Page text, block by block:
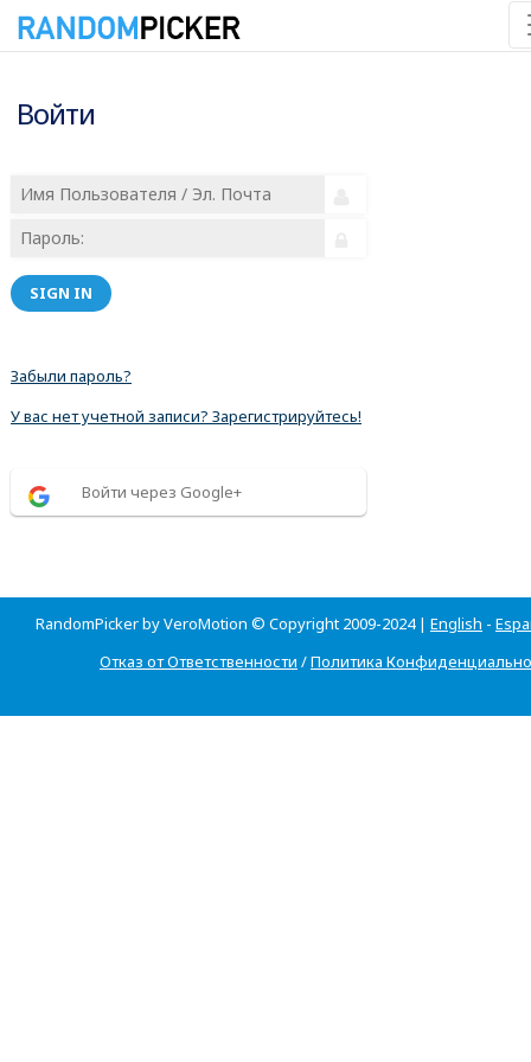
Войти
SIGN IN
Забыли пароль?
У вас нет учетной записи? Зарегистрируйтесь!
Войти через Google+
RandomPicker by VeroMotion © Copyright 2009-2024 | English -
Отказ от Ответственности /Политика